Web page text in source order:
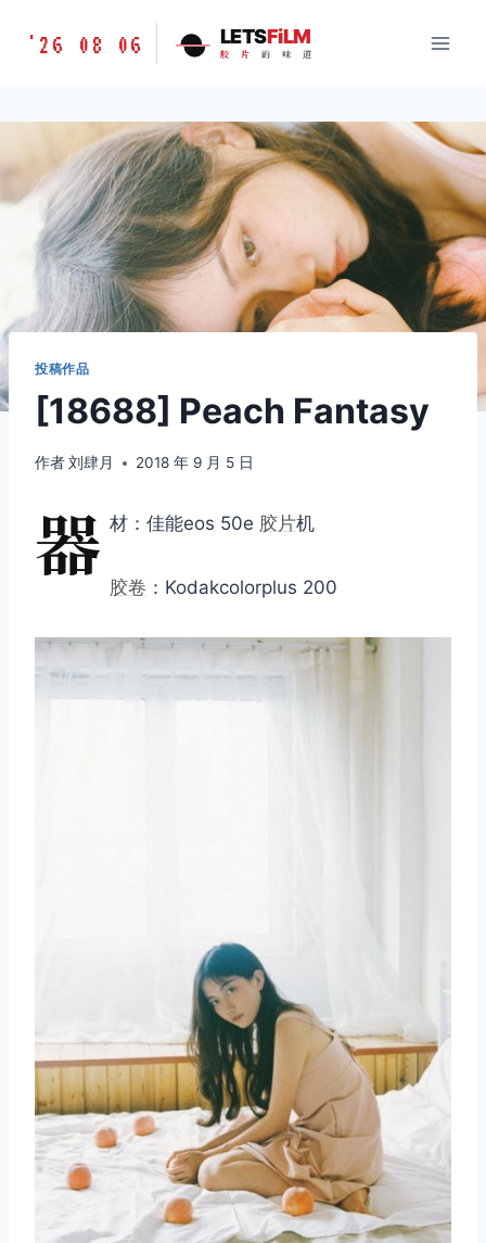
胶
味
LETSFILM
'26 08 06 LETSFiLM
胶 片 的 味 道
投稿作品
[18688] Peach Fantasy
作者刘肆月 2018 年 9 月 5 日
器 材：佳能eos 50e 胶片机
胶卷 ：Kodakcolorplus 200